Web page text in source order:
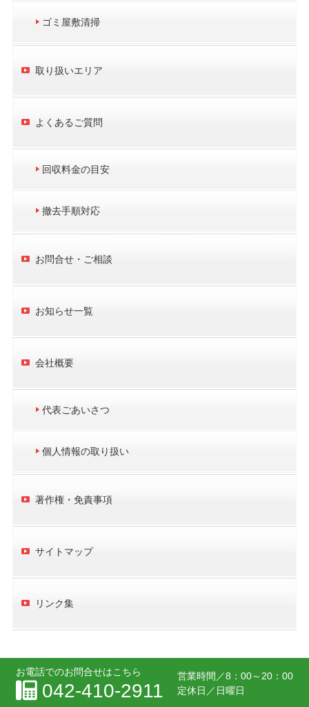
ゴミ屋敷清掃
取り扱いエリア
よくあるご質問
回収料金の目安
撤去手順対応
お問合せ・ご相談
お知らせ一覧
会社概要
代表ごあいさつ
個人情報の取り扱い
著作権・免責事項
サイトマップ
リンク集
お電話でのお問合せはこちら
042-410-2911
営業時間／8：00～20：00
定休日／日曜日